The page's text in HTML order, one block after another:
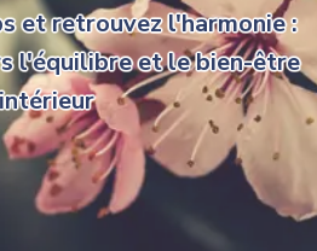
et retrouvez l'harmonie :
l'équilibre et le bien-être